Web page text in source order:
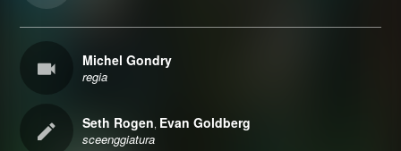
Michel Gondry
regia
Seth Rogen, Evan Goldberg
sceenggiatura